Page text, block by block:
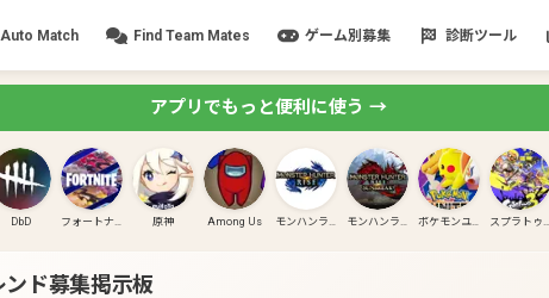
Auto Match Find Team Mates ゲーム別募集 診断ツール
アプリでもっと便利に使う →
DbD フォートナイト 原神 Among Us モンハンライズ モンハンライズ:サンブレイク ポケモンユナイト スプラトゥーン3
ンド募集掲示板